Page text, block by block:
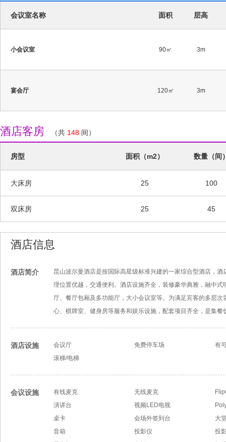
会议室名称 面积 层高
小会议室 90㎡ 3m
宴会厅 120㎡ 3m
酒店客房 （共 148 间）
房型 面积（m2） 数量（间
大床房 25 100
双床房 25 45
酒店信息
酒店简介
昆山波尔曼酒店是按国际高星级标准兴建的一家综合型酒店，
理位置优越，交通便利。酒店设施齐全，装修豪华典雅，融中
厅、餐厅包厢及多功能厅，大小会议室等。为满足宾客的多层
心、棋牌室、健身房等服务和娱乐设施，配套项目齐全，是集
酒店设施 会议厅 免费停车场
有
滚梯/电梯
会议设施 有线麦克 无线麦克
演讲台
视频LED电视
桌卡
会场外签到台
大
音箱
投影仪
投